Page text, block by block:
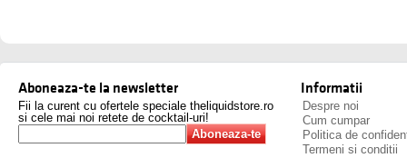
Aboneaza-te la newsletter
Fii la curent cu ofertele speciale theliquidstore.ro
si cele mai noi retete de cocktail-uri!
Informatii
Despre noi
Cum cumpar
Politica de
Termeni si conditii